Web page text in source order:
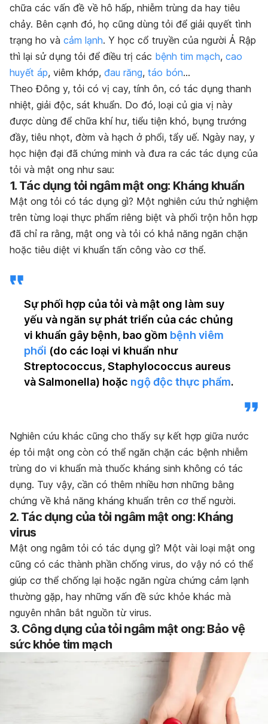
chữa các vấn đề về hô hấp, nhiễm trùng da hay tiêu
chảy. Bên cạnh đó, họ cũng dùng tỏi để giải quyết tình
trạng ho và cảm lạnh. Y học cổ truyền của người Ả Rập
thì lại sử dụng tỏi để điều trị các bệnh tim mạch, cao
huyết áp, viêm khớp, đau răng, táo bón…
Theo Đông y, tỏi có vị cay, tính ôn, có tác dụng thanh
nhiệt, giải độc, sát khuẩn. Do đó, loại củ gia vị này
được dùng để chữa khí hư, tiểu tiện khó, bụng trướng
đầy, tiêu nhọt, đờm và hạch ở phổi, tẩy uế. Ngày nay, y
học hiện đại đã chứng minh và đưa ra các tác dụng của
tỏi và mật ong như sau:
1. Tác dụng tỏi ngâm mật ong: Kháng khuẩn
Mật ong tỏi có tác dụng gì? Một nghiên cứu thử nghiệm
trên từng loại thực phẩm riêng biệt và phối trộn hỗn hợp
đã chỉ ra rằng, mật ong và tỏi có khả năng ngăn chặn
hoặc tiêu diệt vi khuẩn tấn công vào cơ thể.
Sự phối hợp của tỏi và mật ong làm suy
yếu và ngăn sự phát triển của các chủng
vi khuẩn gây bệnh, bao gồm bệnh viêm
phổi (do các loại vi khuẩn như
Streptococcus, Staphylococcus aureus
và Salmonella) hoặc ngộ độc thực phẩm.
Nghiên cứu khác cũng cho thấy sự kết hợp giữa nước
ép tỏi mật ong còn có thể ngăn chặn các bệnh nhiễm
trùng do vi khuẩn mà thuốc kháng sinh không có tác
dụng. Tuy vậy, cần có thêm nhiều hơn những bằng
chứng về khả năng kháng khuẩn trên cơ thể người.
2. Tác dụng của tỏi ngâm mật ong: Kháng
virus
Mật ong ngâm tỏi có tác dụng gì? Một vài loại mật ong
cũng có các thành phần chống virus, do vậy nó có thể
giúp cơ thể chống lại hoặc ngăn ngừa chứng cảm lạnh
thường gặp, hay những vấn đề sức khỏe khác mà
nguyên nhân bắt nguồn từ virus.
3. Công dụng của tỏi ngâm mật ong: Bảo vệ
sức khỏe tim mạch